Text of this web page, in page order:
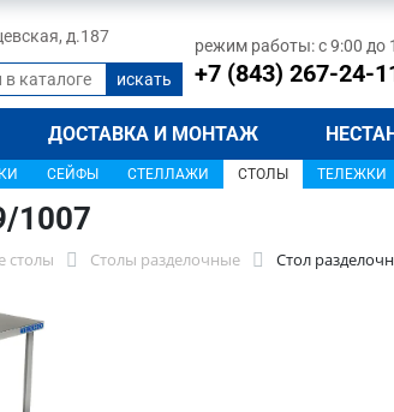
д.187 режим работы: с 9:00 до
+7 (843) 267-24-
ДОСТАВКА И МОНТАЖ
СЕЙФЫ СТЕЛЛАЖИ СТОЛЫ ТЕЛЕЖКИ
1007
столы Столы разделочные Стол